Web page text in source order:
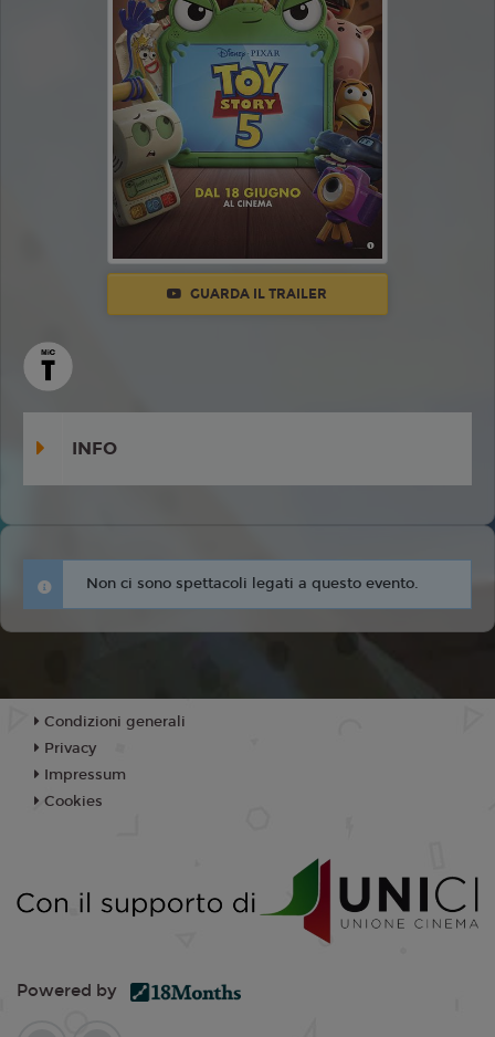
GUARDA IL TRAILER
INFO
Non ci sono spettacoli legati a questo evento.
Condizioni generali
Privacy
Impressum
Cookies
Powered by